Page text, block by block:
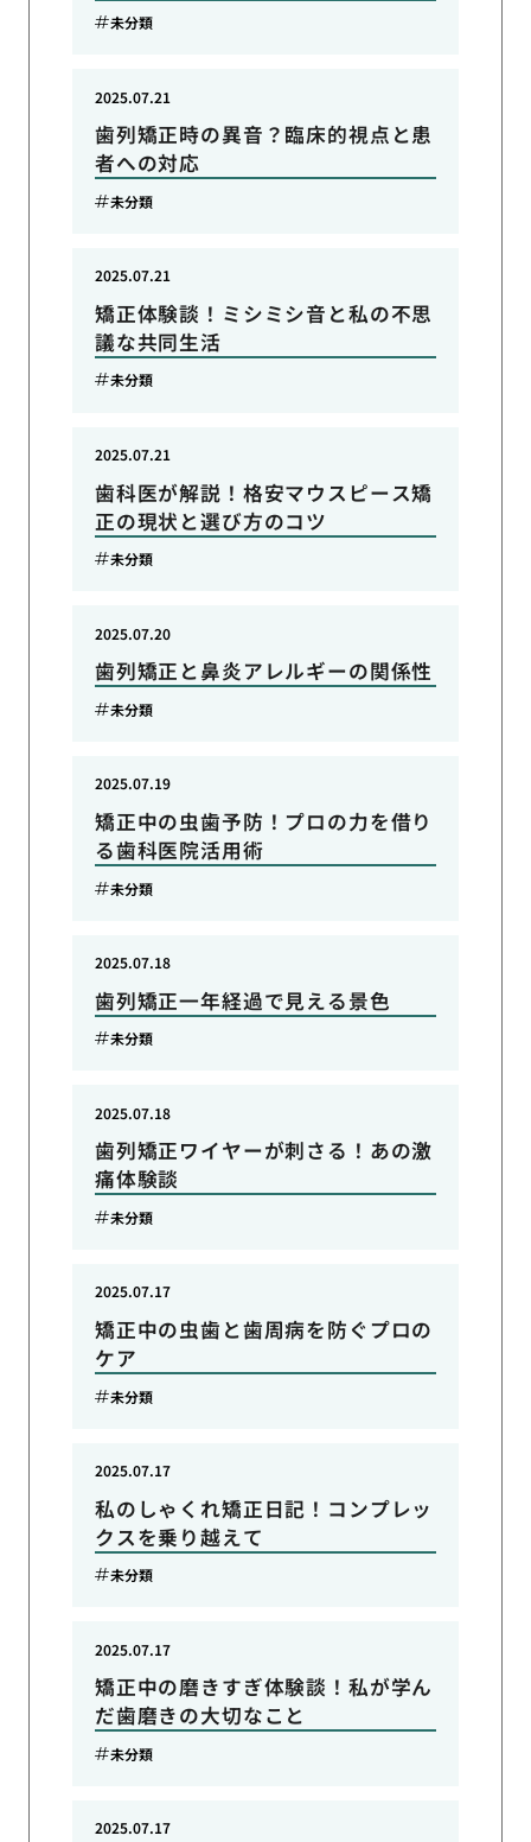
未分類
歯列矯正時の異音？臨床的視点と患
者への対応
2025.07.21
未分類
矯正体験談！ミシミシ音と私の不思
議な共同生活
2025.07.21
未分類
歯科医が解説！格安マウスピース矯
正の現状と選び方のコツ
2025.07.21
未分類
歯列矯正と鼻炎アレルギーの関係性
2025.07.20
未分類
矯正中の虫歯予防！プロの力を借り
る歯科医院活用術
2025.07.19
未分類
歯列矯正一年経過で見える景色
2025.07.18
未分類
歯列矯正ワイヤーが刺さる！あの激
痛体験談
2025.07.18
未分類
矯正中の虫歯と歯周病を防ぐプロの
ケア
2025.07.17
未分類
私のしゃくれ矯正日記！コンプレッ
クスを乗り越えて
2025.07.17
未分類
矯正中の磨きすぎ体験談！私が学ん
だ歯磨きの大切なこと
2025.07.17
未分類
2025.07.17